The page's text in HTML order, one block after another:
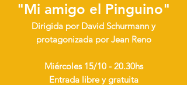
"Mi amigo el Pinguino"
Dirigida por David Schurmann y
protagonizada por Jean Reno
Miércoles 15/10 - 20.30hs
Entrada libre y gratuita